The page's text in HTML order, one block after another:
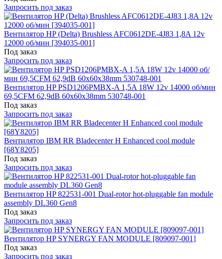
Запросить под заказ
Вентилятор HP (Delta) Brushless AFC0612DE-4J83 1,8A 12v
12000 об/мин [394035-001]
Под заказ
Запросить под заказ
Вентилятор HP PSD1206PMBX-A 1,5A 18W 12v 14000 об/мин
69,5CFM 62,9dB 60x60x38mm 530748-001
Под заказ
Запросить под заказ
Вентилятор IBM RR Bladecenter H Enhanced cool module
[68Y8205]
Под заказ
Запросить под заказ
Вентилятор HP 822531-001 Dual-rotor hot-pluggable fan module
assembly DL360 Gen8
Под заказ
Запросить под заказ
Вентилятор HP SYNERGY FAN MODULE [809097-001]
Под заказ
Запросить под заказ